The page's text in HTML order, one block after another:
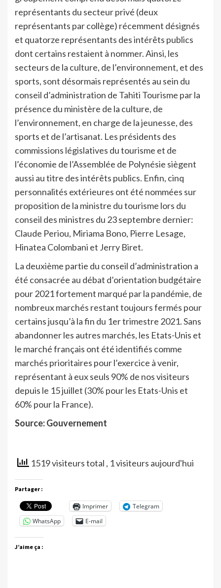
représentants du secteur privé (deux
représentants par collège) récemment désignés
et quatorze représentants des intérêts publics
dont certains restaient à nommer. Ainsi, les
secteurs de la culture, de l’environnement, et des
sports, sont désormais représentés au sein du
conseil d’administration de Tahiti Tourisme par la
présence du ministère de la culture, de
l’environnement, en charge de la jeunesse, des
sports et de l’artisanat. Les présidents des
commissions législatives du tourisme et de
l’économie de l’Assemblée de Polynésie siègent
aussi au titre des intérêts publics. Enfin, cinq
personnalités extérieures ont été nommées sur
proposition de la ministre du tourisme lors du
conseil des ministres du 23 septembre dernier:
Claude Periou, Miriama Bono, Pierre Lesage,
Hinatea Colombani et Jerry Biret.
La deuxième partie du conseil d’administration a
été consacrée au débat d’orientation budgétaire
pour 2021 fortement marqué par la pandémie, de
nombreux marchés restant toujours fermés pour
certains jusqu’à la fin du 1er trimestre 2021. Sans
abandonner les autres marchés, les Etats-Unis et
le marché français ont été identifiés comme
marchés prioritaires pour l’exercice à venir,
représentant à eux seuls 90% de nos visiteurs
depuis le 15 juillet (30% pour les Etats-Unis et
60% pour la France).
Source: Gouvernement
1519 visiteurs total , 1 visiteurs aujourd'hui
Partager :
Imprimer
Telegram
WhatsApp
E-mail
J’aime ça :